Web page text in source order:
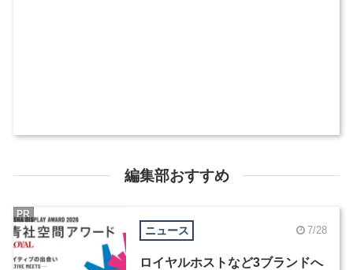
編集部おすすめ
ニュース 7/28
ロイヤルホストなど3ブランドへ
PR